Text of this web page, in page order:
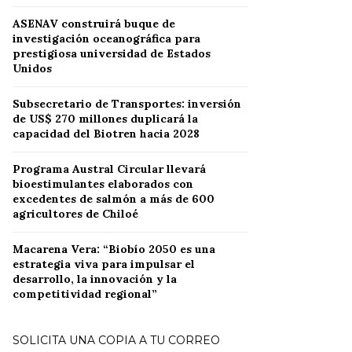
ASENAV construirá buque de
investigación oceanográfica para
prestigiosa universidad de Estados
Unidos
Subsecretario de Transportes: inversión
de US$ 270 millones duplicará la
capacidad del Biotren hacia 2028
Programa Austral Circular llevará
bioestimulantes elaborados con
excedentes de salmón a más de 600
agricultores de Chiloé
Macarena Vera: “Biobío 2050 es una
estrategia viva para impulsar el
desarrollo, la innovación y la
competitividad regional”
SOLICITA UNA COPIA A TU CORREO